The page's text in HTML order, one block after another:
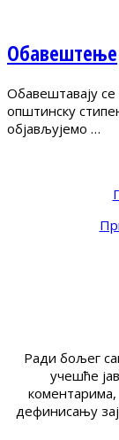
Обавештење
Обавештавају се
општинску
објављујемо …
Ради бољег
учешће
коментарима,
дефинисању